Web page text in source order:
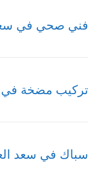
فني صحي في سعد
تركيب مضخة في
سباك في سعد